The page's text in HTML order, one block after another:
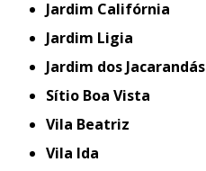
Jardim Califórnia
Jardim Ligia
Jardim dos Jacarandás
Sítio Boa Vista
Vila Beatriz
Vila Ida